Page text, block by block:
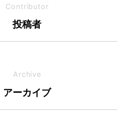
Contributor
投稿者
Archive
アーカイブ